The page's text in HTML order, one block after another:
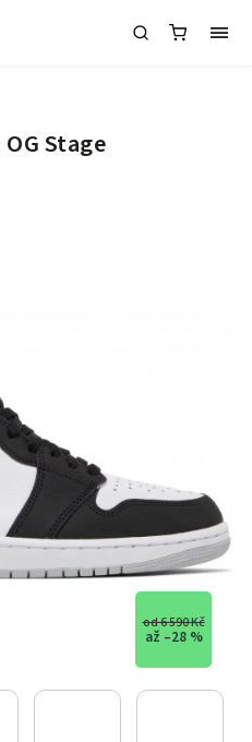
Stage
od 6 590 Kč
až –28 %